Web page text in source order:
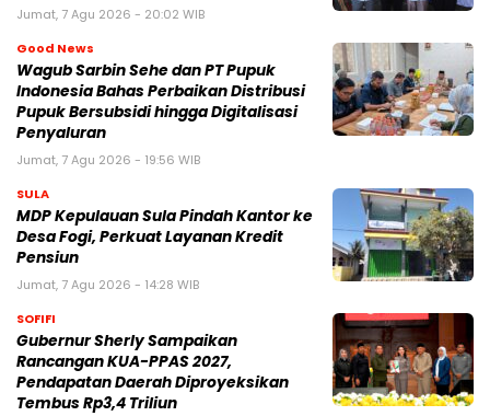
Jumat, 7 Agu 2026 - 20:02 WIB
Good News
Wagub Sarbin Sehe dan PT Pupuk
Indonesia Bahas Perbaikan Distribusi
Pupuk Bersubsidi hingga Digitalisasi
Penyaluran
Jumat, 7 Agu 2026 - 19:56 WIB
SULA
MDP Kepulauan Sula Pindah Kantor ke
Desa Fogi, Perkuat Layanan Kredit
Pensiun
Jumat, 7 Agu 2026 - 14:28 WIB
SOFIFI
Gubernur Sherly Sampaikan
Rancangan KUA-PPAS 2027,
Pendapatan Daerah Diproyeksikan
Tembus Rp3,4 Triliun